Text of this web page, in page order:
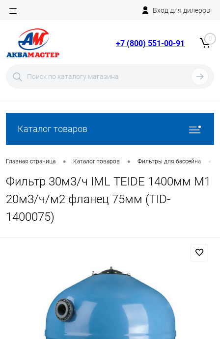
Вход для дилеров
+7 (800) 551-00-91 0
Каталог товаров
Главная страница • Каталог товаров • Фильтры для бассейна •
Фильтр 30м3/ч IML TEIDE 1400мм М1
20м3/ч/м2 фланец 75мм (TID-
1400075)